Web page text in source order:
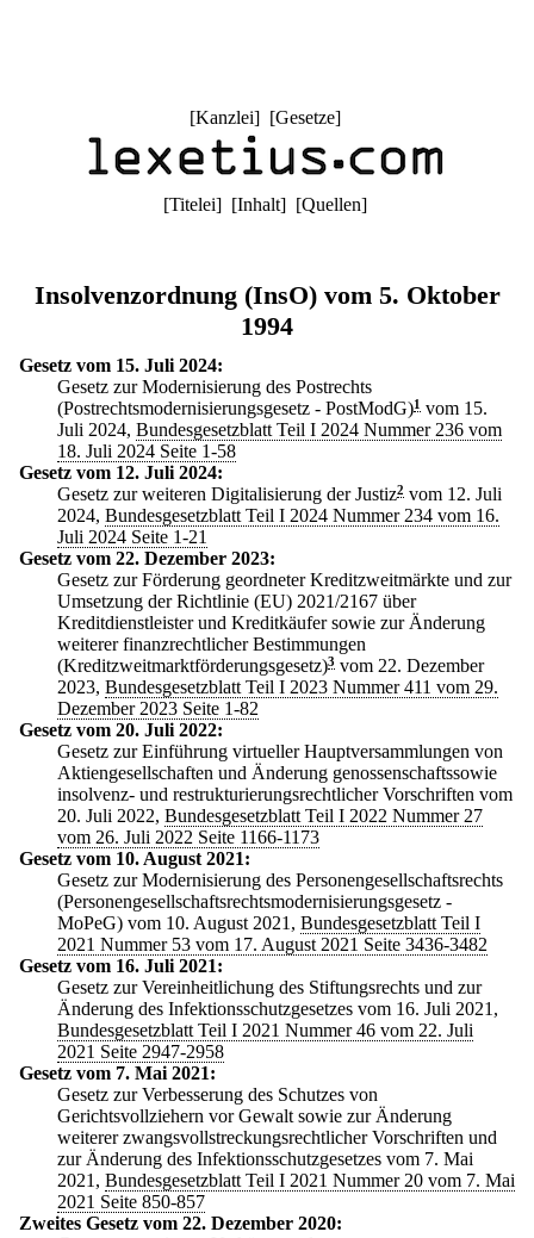
[Kanzlei] [Gesetze]
[Titelei] [Inhalt] [Quellen]
Insolvenzordnung (InsO) vom 5. Oktober
1994
Gesetz vom 15. Juli 2024:
Gesetz zur Modernisierung des Postrechts
(Postrechtsmodernisierungsgesetz - PostModG)1
vom 15.
Juli 2024, Bundesgesetzblatt Teil I 2024 Nummer 236 vom
18. Juli 2024 Seite 1-58
Gesetz vom 12. Juli 2024:
Gesetz zur weiteren Digitalisierung der Justiz2 vom 12. Juli
2024, Bundesgesetzblatt Teil I 2024 Nummer 234 vom 16.
Juli 2024 Seite 1-21
Gesetz vom 22. Dezember 2023:
Gesetz zur Förderung geordneter Kreditzweitmärkte und zur
Umsetzung der Richtlinie (EU) 2021/2167 über
Kreditdienstleister und Kreditkäufer sowie zur Änderung
weiterer finanzrechtlicher Bestimmungen
(Kreditzweitmarktförderungsgesetz)3 vom 22. Dezember
2023, Bundesgesetzblatt Teil I 2023 Nummer 411 vom 29.
Dezember 2023 Seite 1-82
Gesetz vom 20. Juli 2022:
Gesetz zur Einführung virtueller Hauptversammlungen von
Aktiengesellschaften und Änderung genossenschaftssowie
insolvenz- und restrukturierungsrechtlicher Vorschriften vom
20. Juli 2022, Bundesgesetzblatt Teil I 2022 Nummer 27
vom 26. Juli 2022 Seite 1166-1173
Gesetz vom 10. August 2021:
Gesetz zur Modernisierung des Personengesellschaftsrechts
(Personengesellschaftsrechtsmodernisierungsgesetz -
MoPeG) vom 10. August 2021, Bundesgesetzblatt Teil I
2021 Nummer 53 vom 17. August 2021 Seite 3436-3482
Gesetz vom 16. Juli 2021:
Gesetz zur Vereinheitlichung des Stiftungsrechts und zur
Änderung des Infektionsschutzgesetzes vom 16. Juli 2021,
Bundesgesetzblatt Teil I 2021 Nummer 46 vom 22. Juli
2021 Seite 2947-2958
Gesetz vom 7. Mai 2021:
Gesetz zur Verbesserung des Schutzes von
Gerichtsvollziehern vor Gewalt sowie zur Änderung
weiterer zwangsvollstreckungsrechtlicher Vorschriften und
zur Änderung des Infektionsschutzgesetzes vom 7. Mai
2021, Bundesgesetzblatt Teil I 2021 Nummer 20 vom 7. Mai
2021 Seite 850-857
Zweites Gesetz vom 22. Dezember 2020: